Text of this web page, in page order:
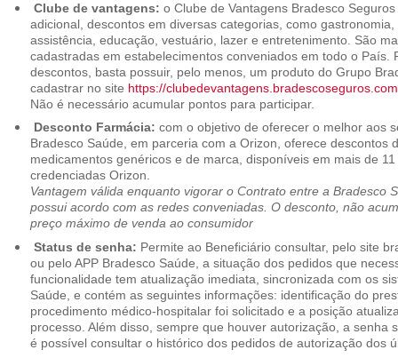
Clube de vantagens: o Clube de Vantagens Bradesco
adicional, descontos em diversas categorias, como
assistência, educação, vestuário, lazer e entretenimento. São
cadastradas em estabelecimentos conveniados em todo o País.
descontos, basta possuir, pelo menos, um produto do Grupo
cadastrar no site https://
Não é necessário acumular pontos para participar.
Desconto Farmácia: com o objetivo de oferecer o melhor aos
Bradesco Saúde, em parceria com a Orizon, oferece descontos
medicamentos genéricos e de marca, disponíveis em mais de
credenciadas Orizon.
Vantagem válida enquanto vigorar o Contrato entre a Bradesco
possui acordo com as redes conveniadas. O desconto, não
preço máximo de venda ao consumidor
Status de senha: Permite ao Beneficiário consultar, pelo site
ou pelo APP Bradesco Saúde, a situação dos pedidos que
funcionalidade tem atualização imediata, sincronizada com os
Saúde, e contém as seguintes informações: identificação do
procedimento médico-hospitalar foi solicitado e a posição
processo. Além disso, sempre que houver autorização, a senha
é possível consultar o histórico dos pedidos de autorização dos